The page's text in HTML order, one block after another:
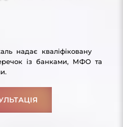
надає кваліфіковану
із банками, МФО та